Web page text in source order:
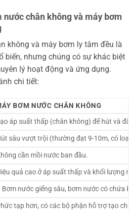
nước chân không và máy bơm
không và máy bơm ly tâm đều là
biến, nhưng chúng có sự khác biệt
lý hoạt động và ứng dụng.
chi tiết:
BƠM NƯỚC CHÂN KHÔNG
áp suất thấp (chân không) để hút và đẩy
sâu vượt trội (thường đạt 9-10m, có loại
cần mồi nước ban đầu.
quả cao ở áp suất thấp và khối lượng
Bơm nước giếng sâu, bơm nước có chứa
tạp hơn, có các bộ phận hỗ trợ tạo